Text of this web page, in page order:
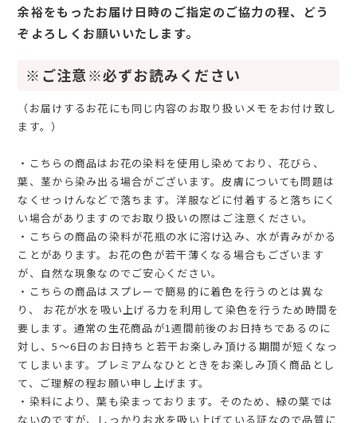
余裕をもったお届け日時のご指定のご協力の程、どう
ぞよろしくお願いいたします。
※ご注意※必ずお読みください
（お届けするお花にも同じ内容のお取り扱いメモをお付け致し
ます。）
・こちらの商品はお花の染料を使用し染めており、花びら、
葉、茎から染み出る場合がございます。皮膚についても問題は
なくせっけんなどで落ちます。洋服などに付着すると落ちにく
い場合がありますのでお取り扱いの際はご注意ください。
・こちらの商品の染料が花瓶の水に溶け込み、水が青みがかる
ことがあります。お花の色が若干薄くなる場合もございます
が、自然な現象なのでご安心ください。
・こちらの商品はスプレーで簡易的に着色を行うのとは異な
り、 お花が水を吸い上げる力を利用して染色を行うため時間を
要します。通常の生花商品が1週間前後のお日持ちであるのに
対し、5～6日のお日持ちと若干お楽しみ頂ける期間が短くなっ
てしまいます。プレミアムなひとときをお楽しみ頂く商品とし
て、ご理解の程お願い申し上げます。
・染料により、葉も染まっております。そのため、緑の葉では
ないのですが、しっかりお水を吸い上げている証なので品質に